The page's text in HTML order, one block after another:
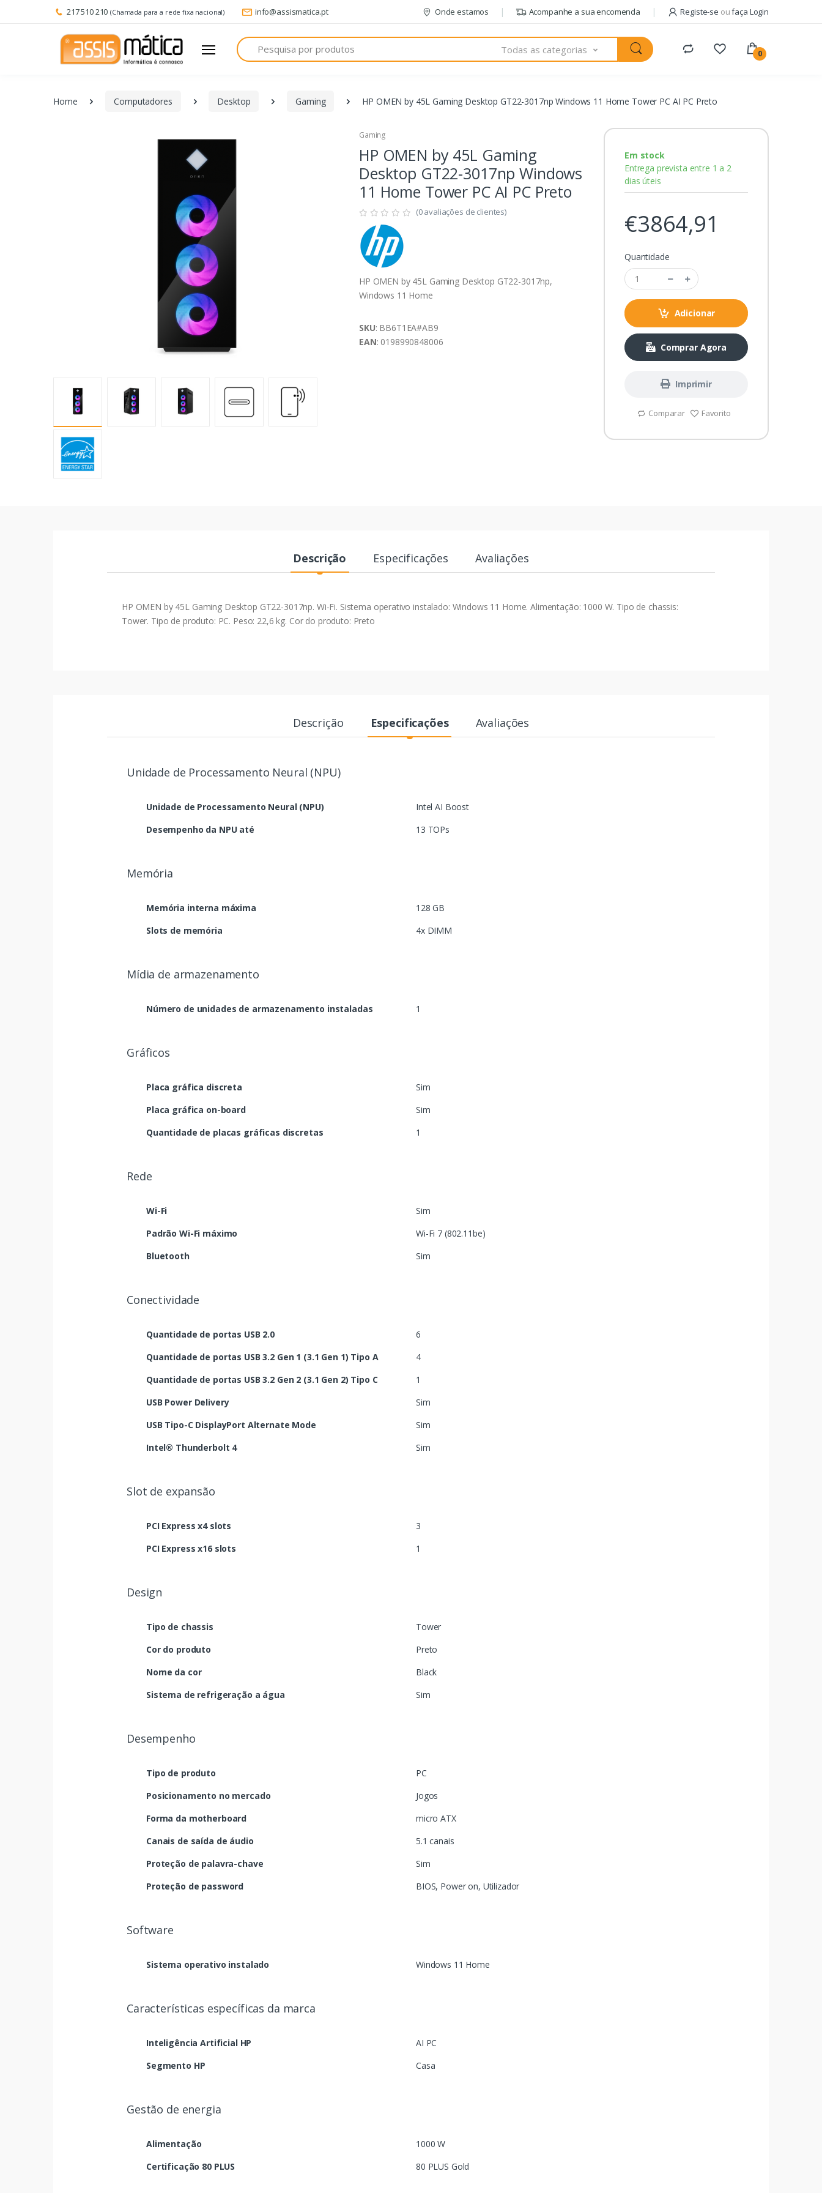
217 510 210 (Chamada para a rede fixa nacional) info@assismatica.pt Onde estamos Acompanhe a sua encomenda Registe-se oufaça Login
Pesquisa
Todas as categorias 0
Home Computadores Desktop Gaming HP OMEN by 45L Gaming Desktop GT22-3017np Windows 11 Home Tower PC AI PC Preto
Gaming
HP OMEN by 45L Gaming
Desktop GT22-3017np Windows
11 Home Tower PC AI PC Preto
(0 avaliações de clientes)
HP OMEN by 45L Gaming Desktop GT22-3017np,
Windows 11 Home
SKU: BB6T1EA#AB9
EAN: 0198990848006
Em stock
Entrega prevista entre 1 a 2
dias úteis
€3864,91
Quantidade
Adicionar
Comprar Agora
Imprimir
Comparar Favorito
Descrição Especificações Avaliações
HP OMEN by 45L Gaming Desktop GT22-3017np. Wi-Fi. Sistema operativo instalado: Windows 11 Home. Alimentação: 1000 W. Tipo de chassis:
Tower. Tipo de produto: PC. Peso: 22,6 kg. Cor do produto: Preto
Descrição Especificações Avaliações
Unidade de Processamento Neural (NPU)
Unidade de Processamento Neural (NPU)
Intel AI Boost
Desempenho da NPU até
13 TOPs
Memória
Memória interna máxima
128 GB
Slots de memória
4x DIMM
Mídia de armazenamento
Número de unidades de armazenamento instaladas 1
Gráficos
Placa gráfica discreta
Sim
Placa gráfica on-board
Sim
Quantidade de placas gráficas discretas
1
Rede
Wi-Fi
Sim
Padrão Wi-Fi máximo
Wi-Fi 7 (802.11be)
Bluetooth
Sim
Conectividade
Quantidade de portas USB 2.0
6
Quantidade de portas USB 3.2 Gen 1 (3.1 Gen 1) Tipo A
4
Quantidade de portas USB 3.2 Gen 2 (3.1 Gen 2) Tipo C
1
USB Power Delivery
Sim
USB Tipo-C DisplayPort Alternate Mode
Sim
Intel® Thunderbolt 4
Sim
Slot de expansão
PCI Express x4 slots
3
PCI Express x16 slots
1
Design
Tipo de chassis
Tower
Cor do produto
Preto
Nome da cor
Black
Sistema de refrigeração a água
Sim
Desempenho
Tipo de produto
PC
Posicionamento no mercado
Jogos
Forma da motherboard
micro ATX
Canais de saída de áudio
5.1 canais
Proteção de palavra-chave
Sim
Proteção de password
BIOS, Power on, Utilizador
Software
Sistema operativo instalado Windows 11 Home
Características específicas da marca
Inteligência Artificial HP
AI PC
Segmento HP
Casa
Gestão de energia
Alimentação
1000 W
Certificação 80 PLUS
80 PLUS Gold